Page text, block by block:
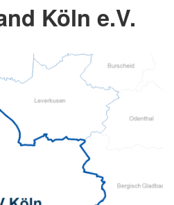
Köln e.V.